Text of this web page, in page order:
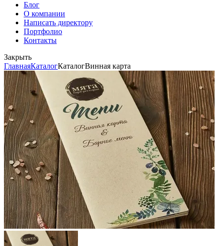
Блог
О компании
Написать директору
Портфолио
Контакты
Закрыть
ГлавнаяКаталогКаталогВинная карта